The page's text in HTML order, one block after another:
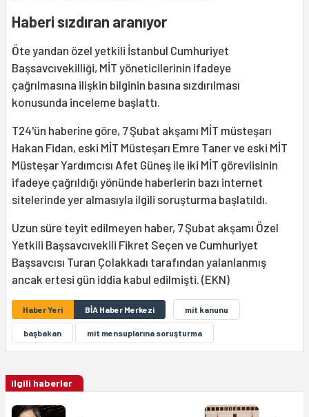
Haberi sızdıran aranıyor
Öte yandan özel yetkili İstanbul Cumhuriyet
Başsavcıvekilliği, MİT yöneticilerinin ifadeye
çağrılmasına ilişkin bilginin basına sızdırılması
konusunda inceleme başlattı.
T24'ün haberine göre, 7 Şubat akşamı MİT müsteşarı
Hakan Fidan, eski MİT Müsteşarı Emre Taner ve eski MİT
Müsteşar Yardımcısı Afet Güneş ile iki MİT görevlisinin
ifadeye çağrıldığı yönünde haberlerin bazı internet
sitelerinde yer almasıyla ilgili soruşturma başlatıldı.
Uzun süre teyit edilmeyen haber, 7 Şubat akşamı Özel
Yetkili Başsavcıvekili Fikret Seçen ve Cumhuriyet
Başsavcısı Turan Çolakkadı tarafından yalanlanmış
ancak ertesi gün iddia kabul edilmişti. (EKN)
Haber Yeri BİA Haber Merkezi mit kanunu
başbakan mit mensuplarına soruşturma
ilgili haberler